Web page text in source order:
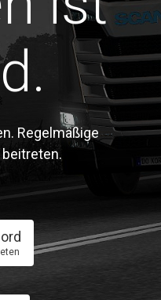
Regelmäßige